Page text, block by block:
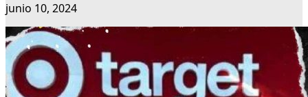
junio 10, 2024